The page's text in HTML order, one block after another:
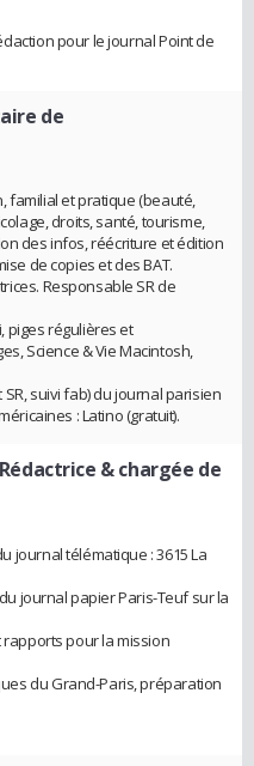
pour le journal Point de
de
familial et pratique (beauté,
droits, santé, tourisme,
des infos, réécriture et édition
de copies et des BAT.
Responsable SR de
piges régulières et
Science & Vie Macintosh,
suivi fab) du journal parisien
: Latino (gratuit).
& chargée de
journal télématique : 3615 La
journal papier Paris-Teuf sur la
pour la mission
du Grand-Paris, préparation